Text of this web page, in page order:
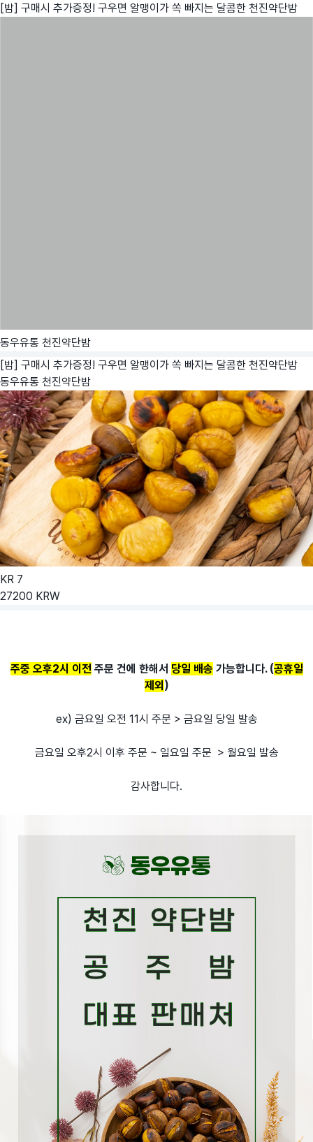
[밤] 구매시 추가증정! 구우면 알맹이가 쏙 빠지는 달콤한 천진약단밤
동우유통 천진약단밤
[밤] 구매시 추가증정! 구우면 알맹이가 쏙 빠지는 달콤한 천진약단밤
동우유통 천진약단밤
KR 7
27200 KRW
주중 오후2시 이전 주문 건에 한해서 당일 배송 가능합니다. (공휴일
제외 )
ex) 금요일 오전 11시 주문 > 금요일 당일 발송
금요일 오후2시 이후 주문 ~ 일요일 주문 > 월요일 발송
감사합니다.